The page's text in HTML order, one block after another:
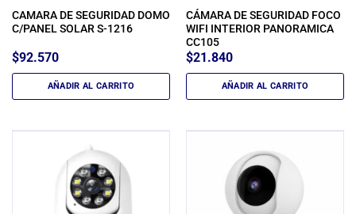
CAMARA DE SEGURIDAD DOMO
C/PANEL SOLAR S-1216
$92.570
AÑADIR AL CARRITO
CÁMARA DE SEGURIDAD FOCO
WIFI INTERIOR PANORAMICA
CC105
$21.840
AÑADIR AL CARRITO